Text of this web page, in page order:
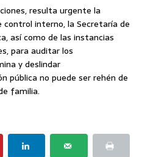
resulta urgente la
control interno, la Secretaría de
así como de las instancias
para auditar los
y deslindar
pública no puede ser rehén de
familia.